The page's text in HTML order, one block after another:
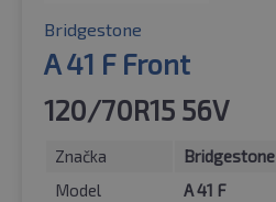
Bridgestone
A 41 F Front
120/70R15 56V
Značka
Bridgestone
Model
A 41 F